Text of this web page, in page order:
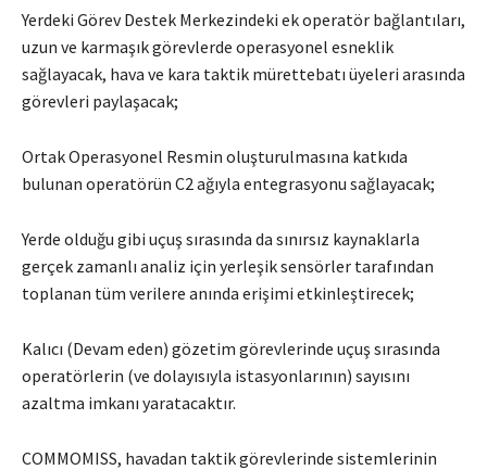
Yerdeki Görev Destek Merkezindeki ek operatör bağlantıları,
uzun ve karmaşık görevlerde operasyonel esneklik
sağlayacak, hava ve kara taktik mürettebatı üyeleri arasında
görevleri paylaşacak;
Ortak Operasyonel Resmin oluşturulmasına katkıda
bulunan operatörün C2 ağıyla entegrasyonu sağlayacak;
Yerde olduğu gibi uçuş sırasında da sınırsız kaynaklarla
gerçek zamanlı analiz için yerleşik sensörler tarafından
toplanan tüm verilere anında erişimi etkinleştirecek;
Kalıcı (Devam eden) gözetim görevlerinde uçuş sırasında
operatörlerin (ve dolayısıyla istasyonlarının) sayısını
azaltma imkanı yaratacaktır.
COMMOMISS, havadan taktik görevlerinde sistemlerinin